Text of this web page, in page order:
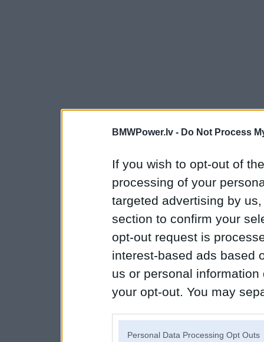
BMWPower.lv - Do Not Process
If you wish to opt-out of
processing of your
targeted advertising by
section to confirm your
opt-out request is
interest-based ads based
us or personal
your opt-out. You may
Personal Data Processing Opt Outs